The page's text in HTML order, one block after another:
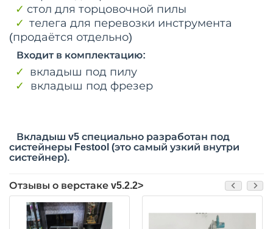
✓ стол для торцовочной пилы
✓ телега для перевозки инструмента
(продаётся отдельно)
Входит в комплектацию:
✓
вкладыш под пилу
✓ вкладыш под фрезер
Вкладыш v5 специально разработан под
систейнеры Festool (это самый узкий внутри
систейнер).
Отзывы о верстаке v5.2.2>